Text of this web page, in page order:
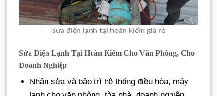
sửa điện lạnh tại hoàn kiếm giá rẻ
Sửa Điện Lạnh Tại Hoàn Kiếm Cho Văn Phòng, Cho
Doanh Nghiệp
Nhận sửa và bảo trì hệ thống điều hòa, máy